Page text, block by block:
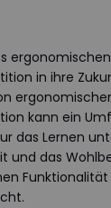
in ihre
kann ein
das Lernen
und das